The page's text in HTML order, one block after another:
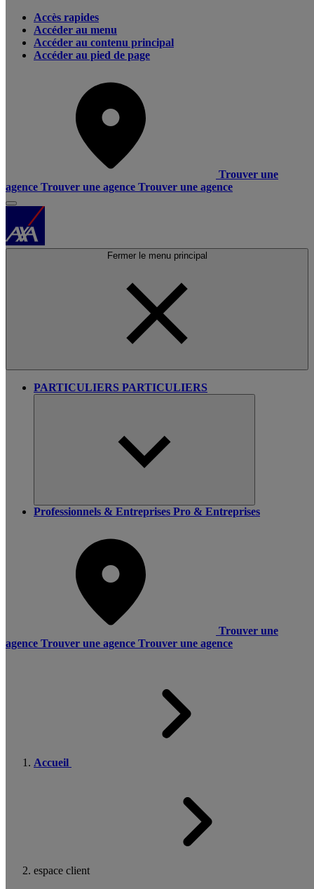
Accès rapides
Accéder au menu
Accéder au contenu principal
Accéder au pied de page
Trouver une
agence Trouver une agence Trouver une agence
Fermer le menu principal
PARTICULIERS PARTICULIERS
Professionnels & Entreprises Pro & Entreprises
Trouver une
agence Trouver une agence Trouver une agence
Accueil
espace client